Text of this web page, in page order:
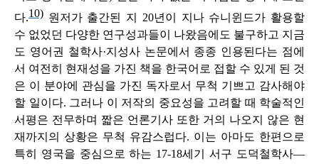
다.10) 원저가 출간된 지 20년이 지나 슈니윈드가 활용할
수 없었던 다양한 연구성과들이 나왔음에도 불구하고 지금
도 영어권 철학사·지성사 논문에서 종종 인용된다는 점에
서 여전히 현재성을 가진 책을 한국어로 접할 수 있게 된 것
은 이 분야에 관심을 가진 독자로서 무척 기쁘고 감사해야
할 일이다. 그러나 이 저작의 중요성을 고려할 때 학술적인
서평은 전무하며 짧은 언론기사 또한 거의 나오지 않은 현
재까지의 상황은 무척 유감스럽다. 이는 아마도 한편으로
특히 영국을 중심으로 하는 17-18세기 서구 도덕철학사―